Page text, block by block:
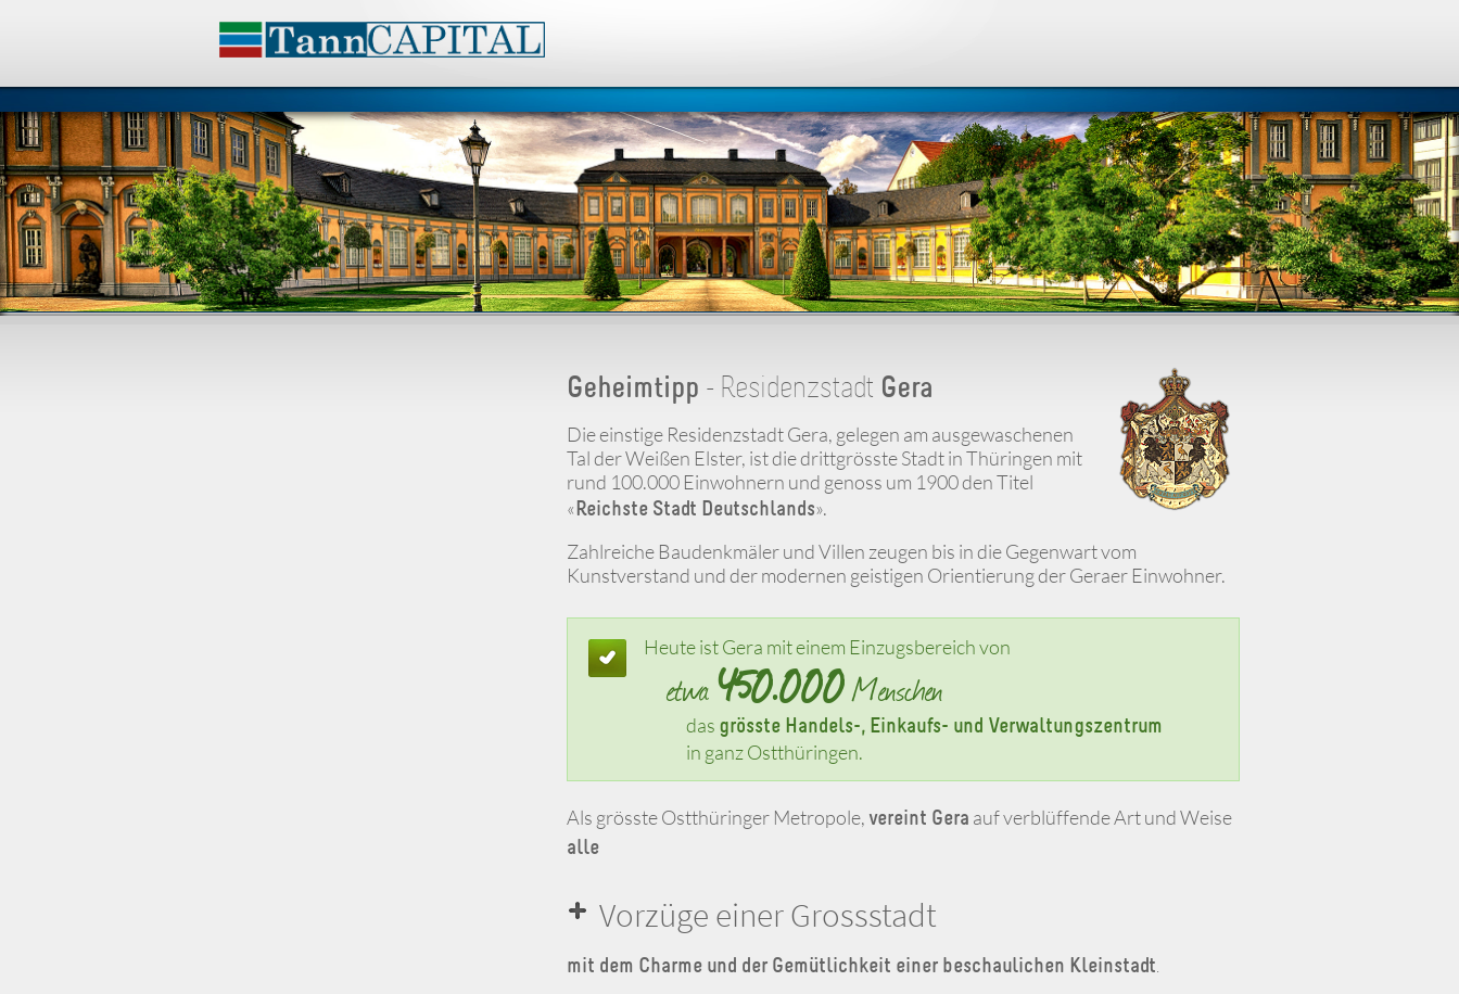
Geheimtipp - Residenzstadt Gera
Die einstige Residenzstadt Gera, gelegen am ausgewaschenen
Tal der Weißen Elster, ist die drittgrösste Stadt in Thüringen mit
rund 100.000 Einwohnern und genoss um 1900 den Titel
«Reichste Stadt Deutschlands».
Zahlreiche Baudenkmäler und Villen zeugen bis in die Gegenwart vom
Kunstverstand und der modernen geistigen Orientierung der Geraer Einwohner.
Heute ist Gera mit einem Einzugsbereich von
etwa 450.000Menschen
das grösste Handels-, Einkaufs- und Verwaltungszentrum
in ganz Ostthüringen.
Als grösste Ostthüringer Metropole, vereint Gera auf verblüffende Art und Weise
alle
Vorzüge einer Grossstadt
mit dem Charme und der Gemütlichkeit einer beschaulichen Kleinstadt.